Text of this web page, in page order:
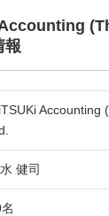
Accounting
報
Accounting
健司